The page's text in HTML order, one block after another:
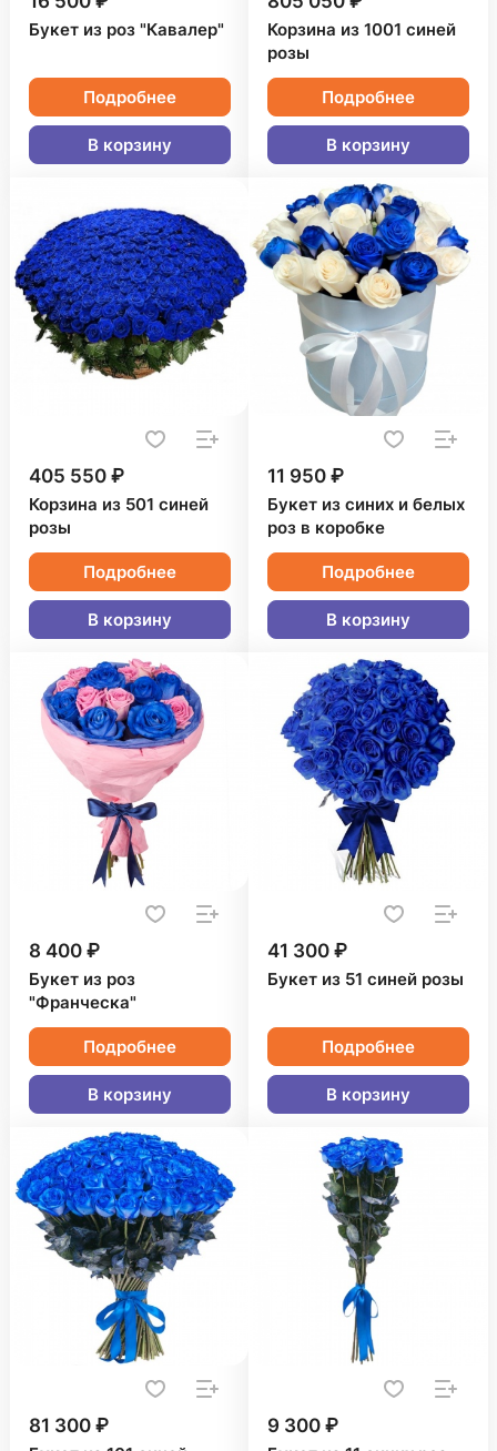
Букет из роз "Кавалер"
Подробнее
В корзину
Корзина из 1001 синей
розы
Подробнее
В корзину
405 550 ₽
Корзина из 501 синей
розы
Подробнее
В корзину
11 950 ₽
Букет из синих и белых
роз в коробке
Подробнее
В корзину
8 400 ₽
Букет из роз
"Франческа"
Подробнее
В корзину
41 300 ₽
Букет из 51 синей розы
Подробнее
В корзину
81 300 ₽ 9 300 ₽